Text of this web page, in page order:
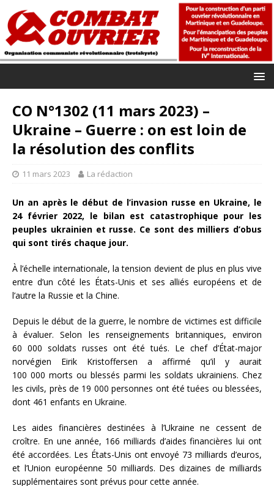
CO N°1302 (11 mars 2023) –
Ukraine – Guerre : on est loin de
la résolution des conflits
11 mars 2023 La rédaction
Un an après le début de l’invasion russe en Ukraine, le
24 février 2022, le bilan est catastrophique pour les
peuples ukrainien et russe. Ce sont des milliers d’obus
qui sont tirés chaque jour.
À l’échelle internationale, la tension devient de plus en plus vive
entre d’un côté les États-Unis et ses alliés européens et de
l’autre la Russie et la Chine.
Depuis le début de la guerre, le nombre de victimes est difficile
à évaluer. Selon les renseignements britanniques, environ
60 000 soldats russes ont été tués. Le chef d’État-major
norvégien Eirik Kristoffersen a affirmé qu’il y aurait
100 000 morts ou blessés parmi les soldats ukrainiens. Chez
les civils, près de 19 000 personnes ont été tuées ou blessées,
dont 461 enfants en Ukraine.
Les aides financières destinées à l’Ukraine ne cessent de
croître. En une année, 166 milliards d’aides financières lui ont
été accordées. Les États-Unis ont envoyé 73 milliards d’euros,
et l’Union européenne 50 milliards. Des dizaines de milliards
supplémentaires sont prévus pour cette année.